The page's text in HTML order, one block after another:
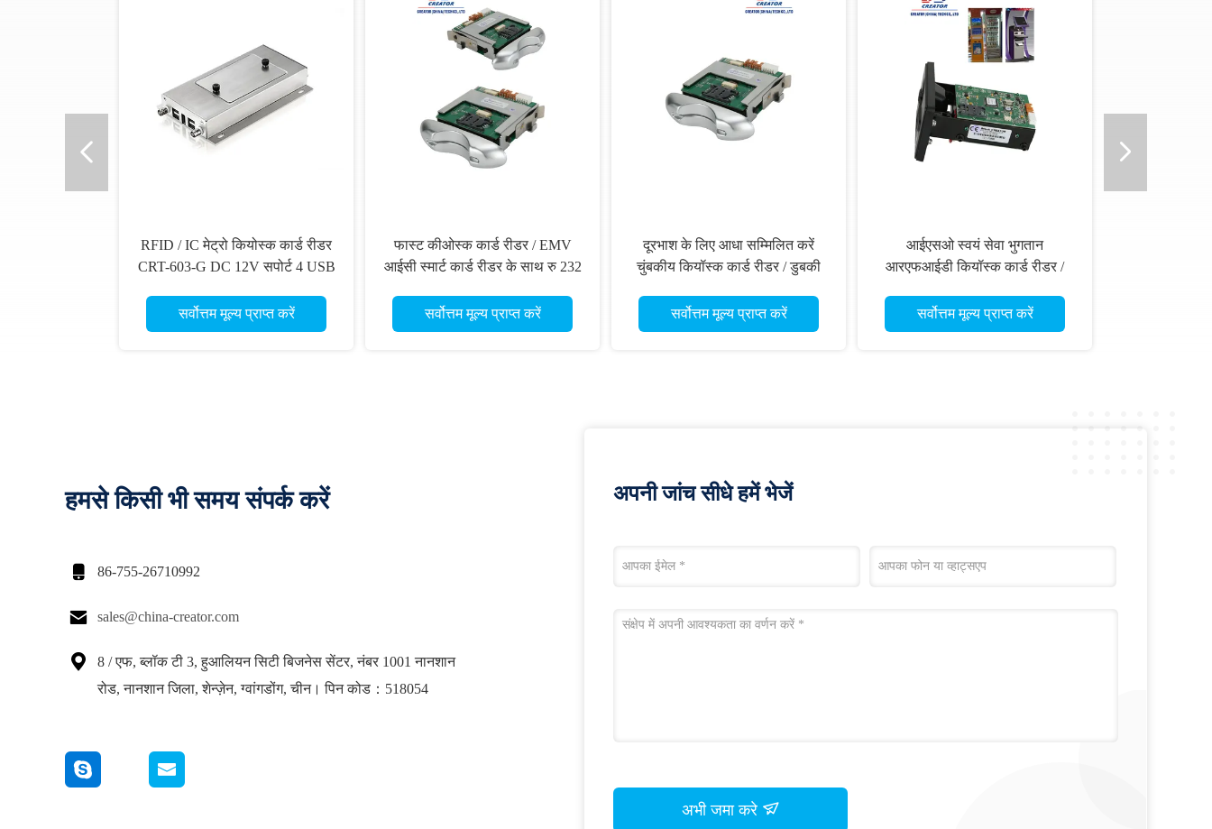
RFID / IC मेट्रो कियोस्क कार्ड रीडर
CRT-603-G DC 12V सपोर्ट 4 USB
सर्वोत्तम मूल्य प्राप्त करें
फास्ट कीओस्क कार्ड रीडर / EMV
आईसी स्मार्ट कार्ड रीडर के साथ रु 232
सर्वोत्तम मूल्य प्राप्त करें
दूरभाश के लिए आधा सम्मिलित करें
चुंबकीय कियॉस्क कार्ड रीडर / डुबकी
सर्वोत्तम मूल्य प्राप्त करें
आईएसओ स्वयं सेवा भुगतान
आरएफआईडी कियॉस्क कार्ड रीडर /
सर्वोत्तम मूल्य प्राप्त करें
हमसे किसी भी समय संपर्क करें
 86-755-26710992
 sales@china-creator.com

8 / एफ, ब्लॉक टी 3, हुआलियन सिटी बिजनेस सेंटर, नंबर 1001 नानशान
रोड, नानशान जिला, शेन्ज़ेन, ग्वांगडोंग, चीन। पिन कोड：518054
अपनी जांच सीधे हमें भेजें
अभी जमा करे